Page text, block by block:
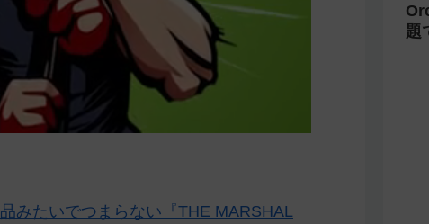
みたいでつまらない『THE MARSHAL
題